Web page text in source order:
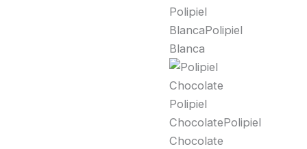
Polipiel
BlancaPolipiel
Blanca
Polipiel
ChocolatePolipiel
Chocolate